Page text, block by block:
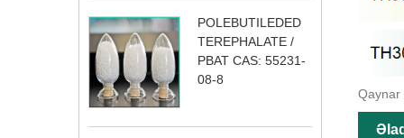
POLEBUTILEDED
TEREPHALATE /
PBAT CAS: 55231-
08-8
Qaynar